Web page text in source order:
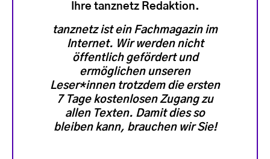
Ihre tanznetz Redaktion.
tanznetz ist ein Fachmagazin im
Internet. Wir werden nicht
öffentlich gefördert und
ermöglichen unseren
Leser*innen trotzdem die ersten
7 Tage kostenlosen Zugang zu
allen Texten. Damit dies so
bleiben kann, brauchen wir Sie!